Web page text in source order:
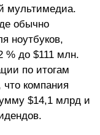
мультимедиа.
обычно
ноутбуков,
% до $111 млн.
по итогам
что компания
$14,1 млрд и